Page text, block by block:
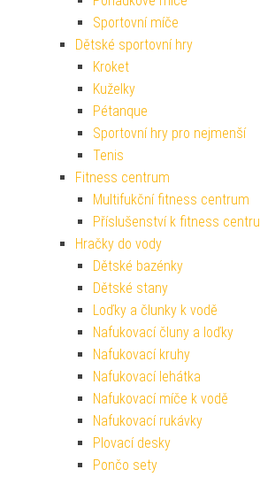
Sportovní míče
Dětské sportovní hry
Kroket
Kuželky
Pétanque
Sportovní hry pro nejmenší
Tenis
Fitness centrum
Multifukční fitness centrum
Příslušenství k fitness centru
Hračky do vody
Dětské bazénky
Dětské stany
Loďky a člunky k vodě
Nafukovací čluny a loďky
Nafukovací kruhy
Nafukovací lehátka
Nafukovací míče k vodě
Nafukovací rukávky
Plovací desky
Pončo sety